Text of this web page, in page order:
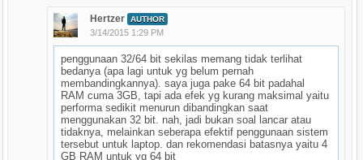
Hertzer AUTHOR
3/14/2015 1:29 PM
penggunaan 32/64 bit sekilas memang tidak terlihat
bedanya (apa lagi untuk yg belum pernah
membandingkannya). saya juga pake 64 bit padahal
RAM cuma 3GB, tapi ada efek yg kurang maksimal yaitu
performa sedikit menurun dibandingkan saat
menggunakan 32 bit. nah, jadi bukan soal lancar atau
tidaknya, melainkan seberapa efektif penggunaan sistem
tersebut untuk laptop. dan rekomendasi batasnya yaitu 4
GB RAM untuk yg 64 bit